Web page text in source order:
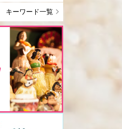
キーワード一覧